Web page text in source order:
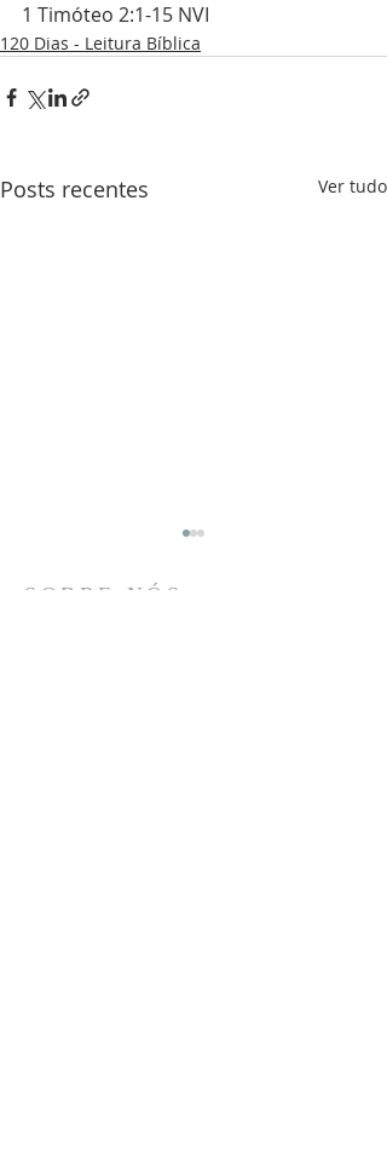
1 Timóteo 2:1-15 NVI
120 Dias - Leitura Bíblica
Posts recentes Ver tudo
SOBRE NÓS